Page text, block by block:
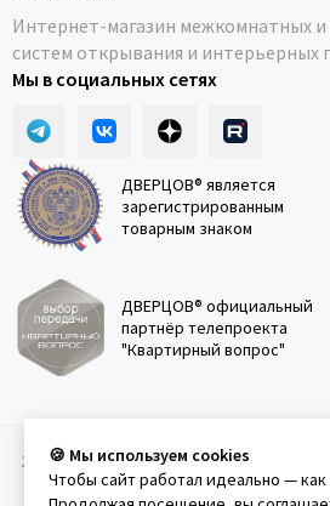
Интернет-магазин межкомнатных
систем открывания и интерьерных
Мы в социальных сетях
ДВЕРЦОВ® является
зарегистрированным
товарным знаком
ДВЕРЦОВ® официальный
партнёр телепроекта
"Квартирный вопрос"
2011-2026 © Дверцов. Карта сайта
конфеденциальности Условия
🍪 Мы используем cookies
Чтобы сайт работал идеально —